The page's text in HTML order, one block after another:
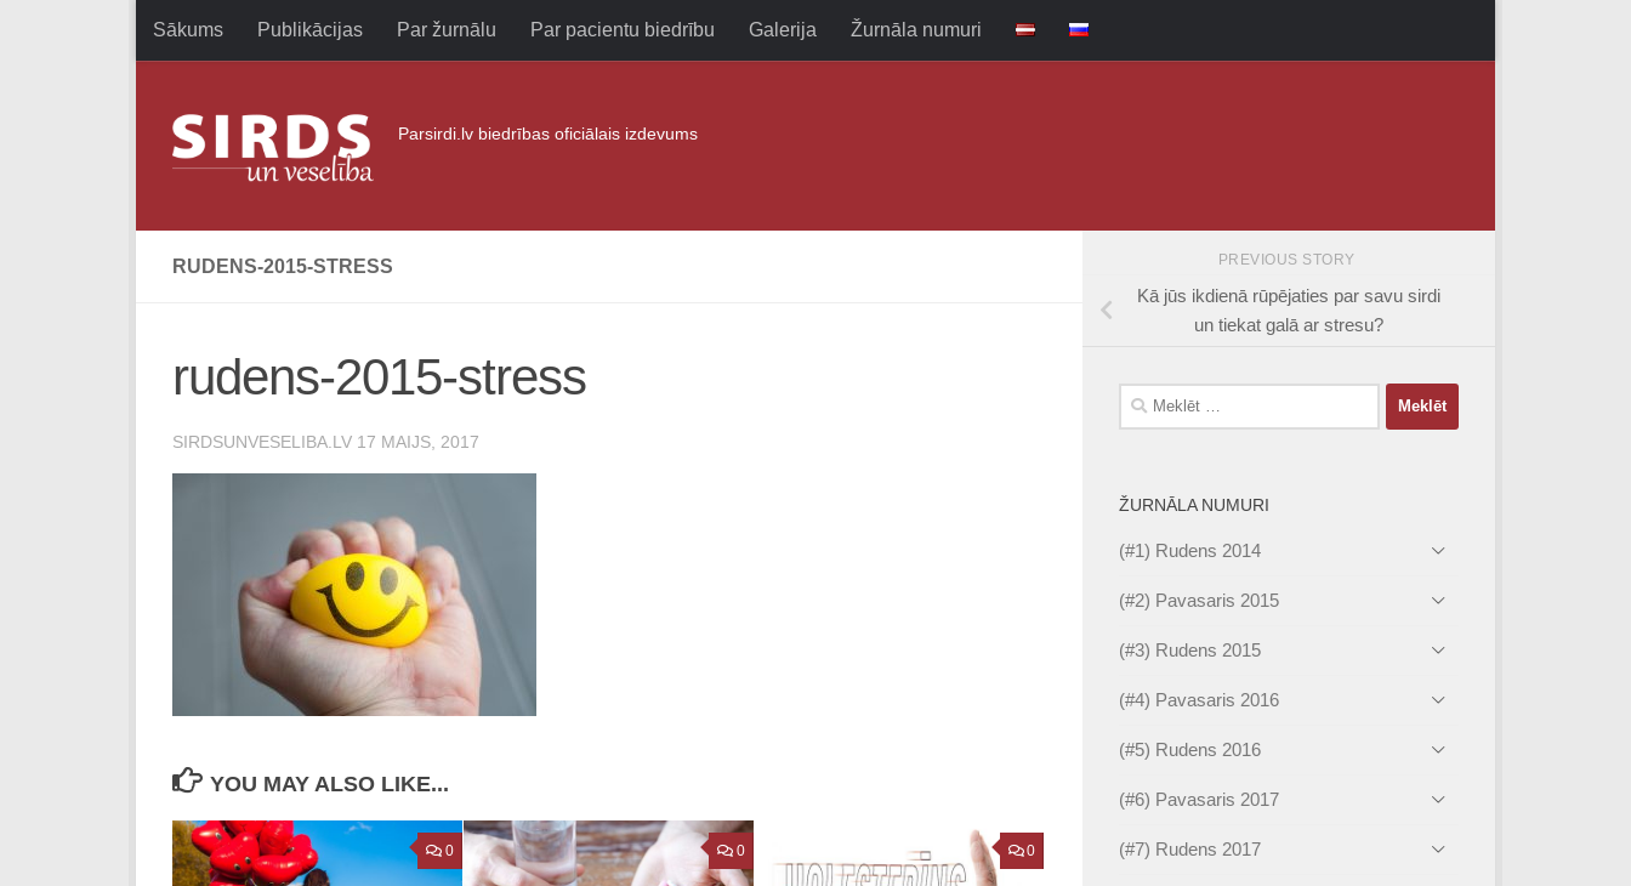
Skip to content
Sākums Publikācijas Par žurnālu Par pacientu biedrību Galerija Žurnāla numuri
Parsirdi.lv biedrības oficiālais izdevums
RUDENS-2015-STRESS
rudens-2015-stress
SIRDSUNVESELIBA.LV 17 MAIJS, 2017
YOU MAY ALSO LIKE...
0 0 0
PREVIOUS STORY
Kā jūs ikdienā rūpējaties par savu sirdi
un tiekat galā ar stresu?
Meklēt:
ŽURNĀLA NUMURI
(#1) Rudens 2014
(#2) Pavasaris 2015
(#3) Rudens 2015
(#4) Pavasaris 2016
(#5) Rudens 2016
(#6) Pavasaris 2017
(#7) Rudens 2017